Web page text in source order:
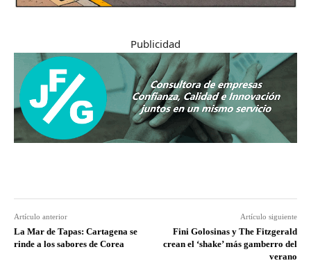
Publicidad
Artículo anterior
La Mar de Tapas: Cartagena se
rinde a los sabores de Corea
Artículo siguiente
Fini Golosinas y The Fitzgerald
crean el ‘shake’ más gamberro del
verano